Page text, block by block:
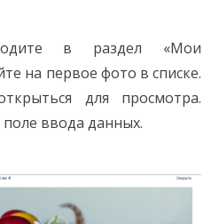
в раздел «Мои
на первое фото в списке.
для просмотра.
ввода данных.